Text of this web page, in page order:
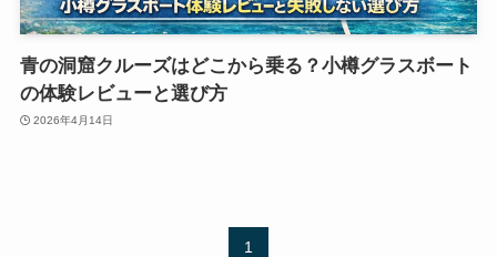
青の洞窟クルーズはどこから乗る？小樽グラスボート
の体験レビューと選び方
2026年4月14日
1